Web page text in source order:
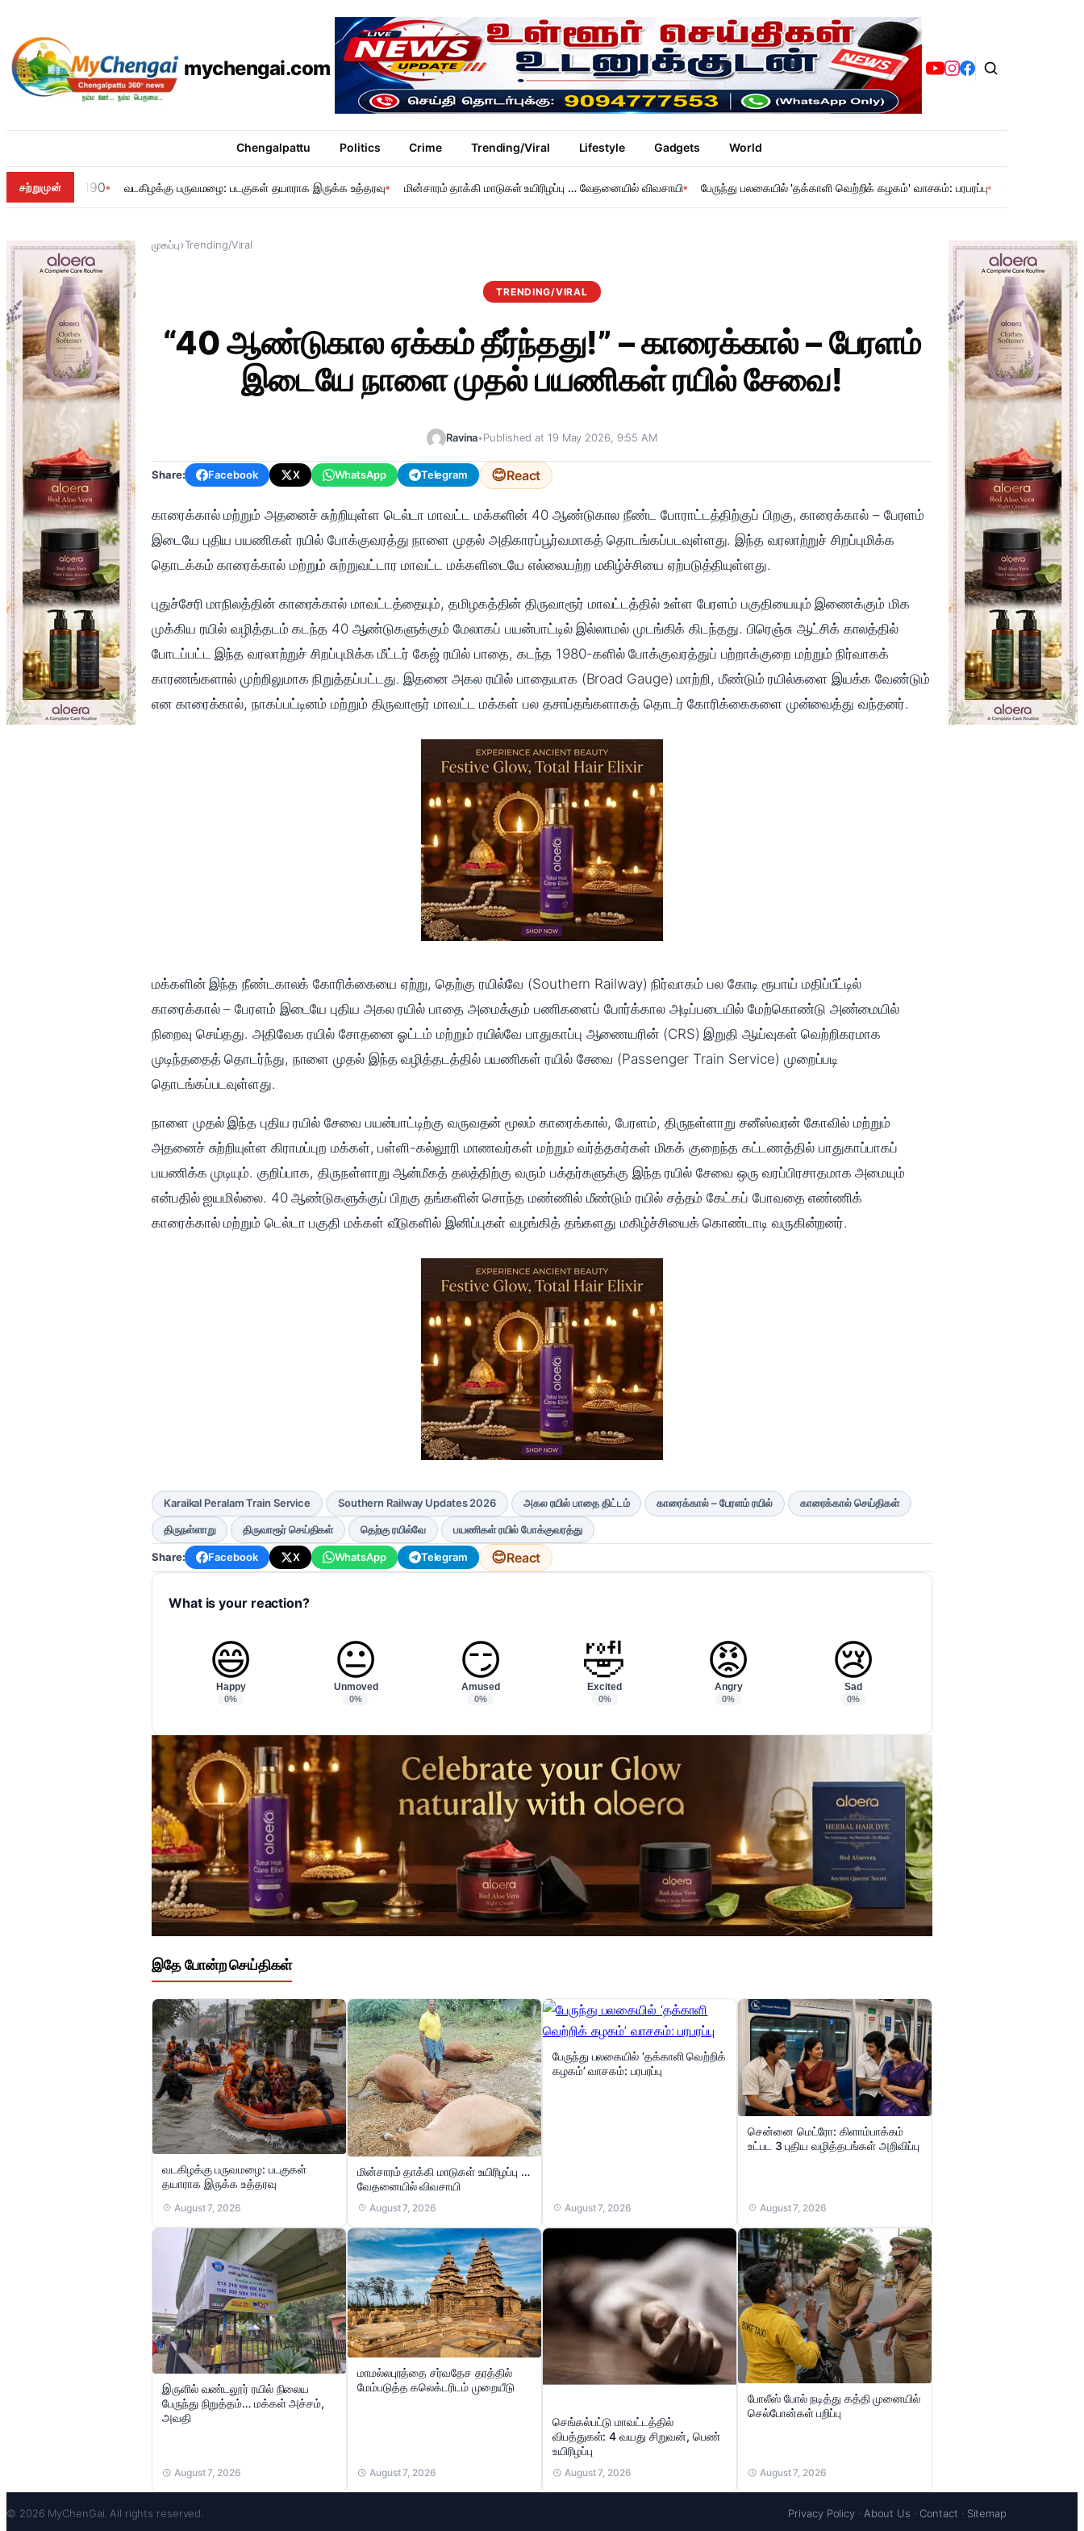
mychengai.com
Chengalpattu Politics Crime Trending/Viral Lifestyle Gadgets World
சற்றுமுன் 190 வடகிழக்கு பருவமழை: படகுகள் தயாராக இருக்க உத்தரவு மின்சாரம் தாக்கி மாடுகள் உயிரிழப்பு … வேதனையில் விவசாயி பேருந்து பலகையில் 'தக்காளி வெற்றிக் கழகம்' வாசகம்: பரபரப்பு
முகப்பு›Trending/Viral
TRENDING/VIRAL
“40 ஆண்டுகால ஏக்கம் தீர்ந்தது!” – காரைக்கால் – பேரளம்
இடையே நாளை முதல் பயணிகள் ரயில் சேவை!
Ravina•Published at 19 May 2026, 9:55 AM
Share: Facebook X WhatsApp Telegram 😊React
காரைக்கால் மற்றும் அதனைச் சுற்றியுள்ள டெல்டா மாவட்ட மக்களின் 40 ஆண்டுகால நீண்ட போராட்டத்திற்குப் பிறகு, காரைக்கால் – பேரளம்
இடையே புதிய பயணிகள் ரயில் போக்குவரத்து நாளை முதல் அதிகாரப்பூர்வமாகத் தொடங்கப்படவுள்ளது. இந்த வரலாற்றுச் சிறப்புமிக்க
தொடக்கம் காரைக்கால் மற்றும் சுற்றுவட்டார மாவட்ட மக்களிடையே எல்லையற்ற மகிழ்ச்சியை ஏற்படுத்தியுள்ளது.
புதுச்சேரி மாநிலத்தின் காரைக்கால் மாவட்டத்தையும், தமிழகத்தின் திருவாரூர் மாவட்டத்தில் உள்ள பேரளம் பகுதியையும் இணைக்கும் மிக
முக்கிய ரயில் வழித்தடம் கடந்த 40 ஆண்டுகளுக்கும் மேலாகப் பயன்பாட்டில் இல்லாமல் முடங்கிக் கிடந்தது. பிரெஞ்சு ஆட்சிக் காலத்தில்
போடப்பட்ட இந்த வரலாற்றுச் சிறப்புமிக்க மீட்டர் கேஜ் ரயில் பாதை, கடந்த 1980-களில் போக்குவரத்துப் பற்றாக்குறை மற்றும் நிர்வாகக்
காரணங்களால் முற்றிலுமாக நிறுத்தப்பட்டது. இதனை அகல ரயில் பாதையாக (Broad Gauge) மாற்றி, மீண்டும் ரயில்களை இயக்க வேண்டும்
என காரைக்கால், நாகப்பட்டினம் மற்றும் திருவாரூர் மாவட்ட மக்கள் பல தசாப்தங்களாகத் தொடர் கோரிக்கைகளை முன்வைத்து வந்தனர்.
மக்களின் இந்த நீண்டகாலக் கோரிக்கையை ஏற்று, தெற்கு ரயில்வே (Southern Railway) நிர்வாகம் பல கோடி ரூபாய் மதிப்பீட்டில்
காரைக்கால் – பேரளம் இடையே புதிய அகல ரயில் பாதை அமைக்கும் பணிகளைப் போர்க்கால அடிப்படையில் மேற்கொண்டு அண்மையில்
நிறைவு செய்தது. அதிவேக ரயில் சோதனை ஓட்டம் மற்றும் ரயில்வே பாதுகாப்பு ஆணையரின் (CRS) இறுதி ஆய்வுகள் வெற்றிகரமாக
முடிந்ததைத் தொடர்ந்து, நாளை முதல் இந்த வழித்தடத்தில் பயணிகள் ரயில் சேவை (Passenger Train Service) முறைப்படி
தொடங்கப்படவுள்ளது.
நாளை முதல் இந்த புதிய ரயில் சேவை பயன்பாட்டிற்கு வருவதன் மூலம் காரைக்கால், பேரளம், திருநள்ளாறு சனீஸ்வரன் கோவில் மற்றும்
அதனைச் சுற்றியுள்ள கிராமப்புற மக்கள், பள்ளி-கல்லூரி மாணவர்கள் மற்றும் வர்த்தகர்கள் மிகக் குறைந்த கட்டணத்தில் பாதுகாப்பாகப்
பயணிக்க முடியும். குறிப்பாக, திருநள்ளாறு ஆன்மீகத் தலத்திற்கு வரும் பக்தர்களுக்கு இந்த ரயில் சேவை ஒரு வரப்பிரசாதமாக அமையும்
என்பதில் ஐயமில்லை. 40 ஆண்டுகளுக்குப் பிறகு தங்களின் சொந்த மண்ணில் மீண்டும் ரயில் சத்தம் கேட்கப் போவதை எண்ணிக்
காரைக்கால் மற்றும் டெல்டா பகுதி மக்கள் வீடுகளில் இனிப்புகள் வழங்கித் தங்களது மகிழ்ச்சியைக் கொண்டாடி வருகின்றனர்.
Karaikal Peralam Train Service Southern Railway Updates 2026 அகல ரயில் பாதை திட்டம் காரைக்கால் – பேரளம் ரயில் காரைக்கால் செய்திகள்
திருநள்ளாறு திருவாரூர் செய்திகள் தெற்கு ரயில்வே பயணிகள் ரயில் போக்குவரத்து
Share: Facebook X WhatsApp Telegram 😊React
What is your reaction?
😄
Happy
0%
😐
Unmoved
0%
😏
Amused
0%
🤣
Excited
0%
😡
Angry
0%
😢
Sad
0%
இதே போன்ற செய்திகள்
வடகிழக்கு பருவமழை: படகுகள்
தயாராக இருக்க உத்தரவு
August 7, 2026
மின்சாரம் தாக்கி மாடுகள் உயிரிழப்பு …
வேதனையில் விவசாயி
August 7, 2026
பேருந்து பலகையில் ‘தக்காளி வெற்றிக்
கழகம்’ வாசகம்: பரபரப்பு
August 7, 2026
சென்னை மெட்ரோ: கிளாம்பாக்கம்
உட்பட 3 புதிய வழித்தடங்கள் அறிவிப்பு
August 7, 2026
இருளில் வண்டலூர் ரயில் நிலைய
பேருந்து நிறுத்தம்… மக்கள் அச்சம்,
அவதி
August 7, 2026
மாமல்லபுரத்தை சர்வதேச தரத்தில்
மேம்படுத்த கலெக்டரிடம் முறையீடு
August 7, 2026
செங்கல்பட்டு மாவட்டத்தில்
விபத்துகள்: 4 வயது சிறுவன், பெண்
உயிரிழப்பு
August 7, 2026
போலீஸ் போல் நடித்து கத்தி முனையில்
செல்போன்கள் பறிப்பு
August 7, 2026
© 2026 MyChenGai. All rights reserved. Privacy Policy · About Us · Contact · Sitemap